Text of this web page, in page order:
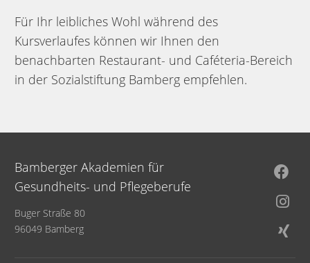
Für Ihr leibliches Wohl während des
Kursverlaufes können wir Ihnen den
benachbarten Restaurant- und Caféteria-Bereich
in der Sozialstiftung Bamberg empfehlen.
Bamberger Akademien für
Gesundheits- und Pflegeberufe
Buger Straße 80
96049 Bamberg